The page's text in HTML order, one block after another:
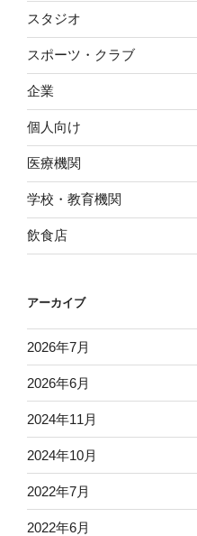
スタジオ
スポーツ・クラブ
企業
個人向け
医療機関
学校・教育機関
飲食店
アーカイブ
2026年7月
2026年6月
2024年11月
2024年10月
2022年7月
2022年6月